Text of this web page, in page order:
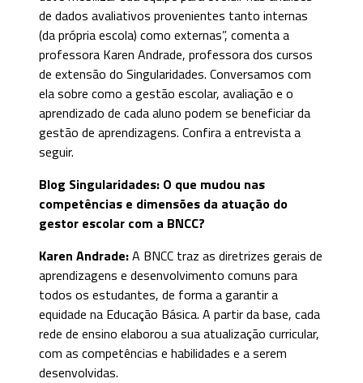
de dados avaliativos provenientes tanto internas
(da própria escola) como externas”, comenta a
professora Karen Andrade, professora dos cursos
de extensão do Singularidades. Conversamos com
ela sobre como a gestão escolar, avaliação e o
aprendizado de cada aluno podem se beneficiar da
gestão de aprendizagens. Confira a entrevista a
seguir.
Blog Singularidades: O que mudou nas
competências e dimensões da atuação do
gestor escolar com a BNCC?
Karen Andrade:A BNCC traz as diretrizes gerais de
aprendizagens e desenvolvimento comuns para
todos os estudantes, de forma a garantir a
equidade na Educação Básica. A partir da base, cada
rede de ensino elaborou a sua atualização curricular,
com as competências e habilidades e a serem
desenvolvidas.